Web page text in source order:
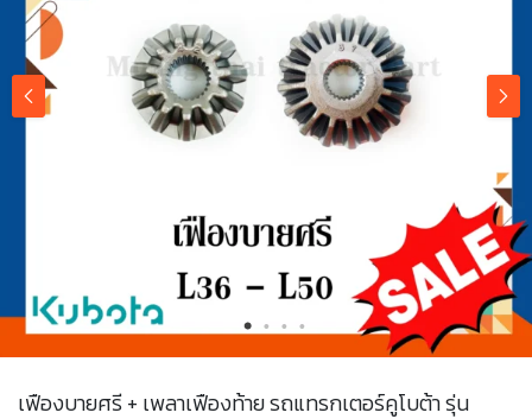
เฟืองบายศรี + เพลาเฟืองท้าย รถแทรกเตอร์คูโบต้า รุ่น